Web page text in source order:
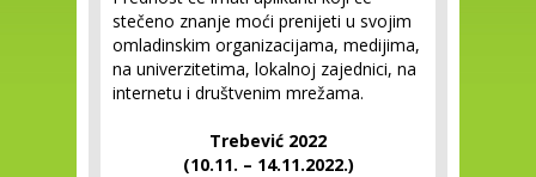
stečeno znanje moći prenijeti u svojim
omladinskim organizacijama, medijima,
na univerzitetima, lokalnoj zajednici, na
internetu i društvenim mrežama.
Trebević 2022
(10.11. – 14.11.2022.)